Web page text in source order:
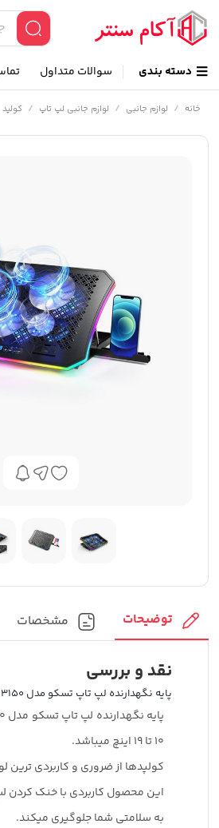
دسته بندی سوالات متداول
خانه / لوازم جانبی / لوازم جانبی لپ تاپ /
توضیحات مشخصات
نقد و بررسی
پایه نگهدارنده لپ تاپ تسکو مدل GCLP 3150
10 تا 19 اینچ میباشد.
کولپدها از ضروری و کاربردی ترین
این محصول کاربردی با خنک کردن
به سلامتی شما جلوگیری میکند.